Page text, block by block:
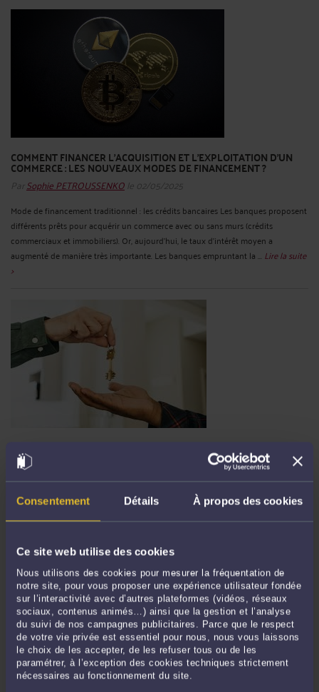
Consentement Détails À propos des cookies
Ce site web utilise des cookies
Nous utilisons des cookies pour mesurer la fréquentation de
notre site, pour vous proposer une expérience utilisateur fondée
sur l’interactivité avec d’autres plateformes (vidéos, réseaux
sociaux, contenus animés…) ainsi que la gestion et l’analyse
du suivi de nos campagnes publicitaires. Parce que le respect
de votre vie privée est essentiel pour nous, nous vous laissons
le choix de les accepter, de les refuser tous ou de les
paramétrer, à l’exception des cookies techniques strictement
nécessaires au fonctionnement du site.
COMMENT FINANCER L’ACQUISITION ET L’EXPLOITATION D’UN
COMMERCE : LES NOUVEAUX MODES DE FINANCEMENT ?
Par Sophie PETROUSSENKO le 02/05/2025
Mode de financement traditionnel : les crédits bancaires Les banques proposent
différents prêts pour acquérir un commerce avec ou sans murs (crédits
commerciaux et immobiliers). Or, aujourd’hui, le taux d’intérêt moyen a
augmenté de manière très importante. Les banques empruntant la ... Lire la suite
>
COMMERCIAUX PEUT-IL SOUS-LOUER CES LOCAUX ?
ParSophie PETROUSSENKO
Les conditions Lorsqu’un locataire est titulaire d’un bail commercial en CHR, il
l’exploitation de l’ensemble des éléments du fonds au locataire-gérant. ...
suite >